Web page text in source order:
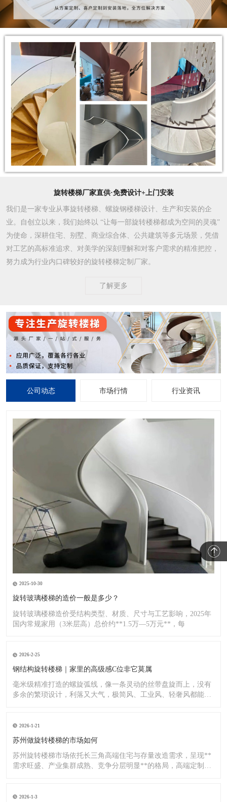
旋转楼梯厂家直供·免费设计+上门安装
我们是一家专业从事旋转楼梯、螺旋钢楼梯设计、生产和安装的企
业。自创立以来，我们始终以 “让每一部旋转楼梯都成为空间的灵魂”
为使命，深耕住宅、别墅、商业综合体、公共建筑等多元场景，凭借
对工艺的高标准追求、对美学的深刻理解和对客户需求的精准把控，
努力成为行业内口碑较好的旋转楼梯定制厂家。​
了解更多
公司动态 市场行情 行业资讯
2025-10-30
旋转玻璃楼梯的造价一般是多少？
旋转玻璃楼梯造价受结构类型、材质、尺寸与工艺影响，2025年
国内常规家用（3米层高）总价约**1.5万—5万元**，每
2026-2-25
钢结构旋转楼梯｜家里的高级感C位非它莫属
毫米级精准打造的螺旋弧线，像一条灵动的丝带盘旋而上，没有
多余的繁琐设计，利落又大气，极简风、工业风、轻奢风都能完
2026-1-21
苏州做旋转楼梯的市场如何
苏州旋转楼梯市场依托长三角高端住宅与存量改造需求，呈现**
需求旺盛、产业集群成熟、竞争分层明显**的格局，高端定制与
2026-1-3